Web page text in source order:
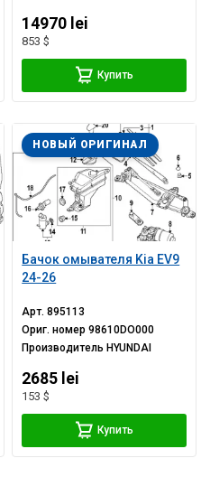
14970 lei
853 $
Купить
Бачок омывателя Kia EV9
24-26
НОВЫЙ ОРИГИНАЛ
Арт.895113
Ориг. номер98610DO000
ПроизводительHYUNDAI
2685 lei
153 $
Купить